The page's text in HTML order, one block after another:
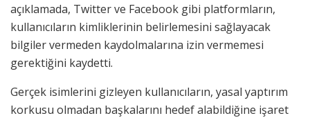
açıklamada, Twitter ve Facebook gibi platformların,
kullanıcıların kimliklerinin belirlemesini sağlayacak
bilgiler vermeden kaydolmalarına izin vermemesi
gerektiğini kaydetti.
Gerçek isimlerini gizleyen kullanıcıların, yasal yaptırım
korkusu olmadan başkalarını hedef alabildiğine işaret